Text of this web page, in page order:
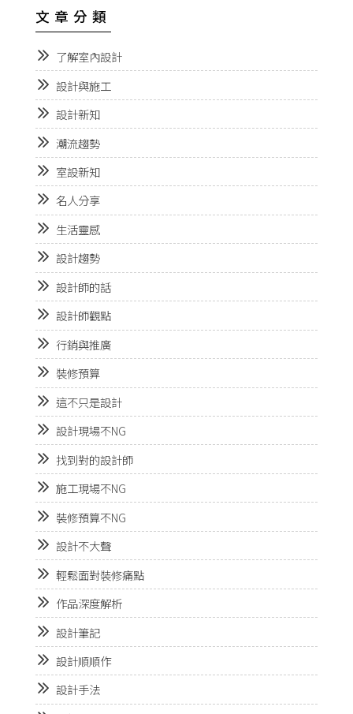
文章分類
了解室內設計
設計與施工
設計新知
潮流趨勢
室設新知
名人分享
生活靈感
設計趨勢
設計師的話
設計師觀點
行銷與推廣
裝修預算
這不只是設計
設計現場不NG
找到對的設計師
施工現場不NG
裝修預算不NG
設計不大聲
輕鬆面對裝修痛點
作品深度解析
設計筆記
設計順順作
設計手法